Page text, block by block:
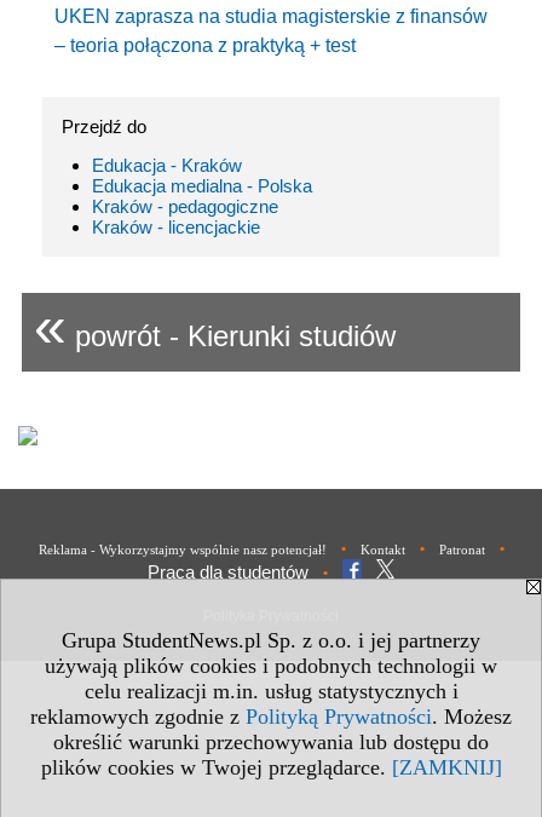
Grupa StudentNews.pl Sp. z o.o. i jej partnerzy
używają plików cookies i podobnych technologii w
celu realizacji m.in. usług statystycznych i
reklamowych zgodnie z Polityką Prywatności. Możesz
określić warunki przechowywania lub dostępu do
plików cookies w Twojej przeglądarce. [ZAMKNIJ]
UKEN zaprasza na studia magisterskie z finansów
– teoria połączona z praktyką + test
Przejdź do
Edukacja - Kraków
Edukacja medialna - Polska
Kraków - pedagogiczne
Kraków - licencjackie
« powrót - Kierunki studiów
Reklama - Wykorzystajmy wspólnie nasz potencjał! • Kontakt • Patronat •
Praca dla studentów •